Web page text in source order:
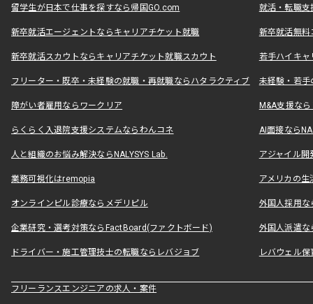
留学生が日本で仕事を探すなら帰国GO.com 就活・転職
新卒就活エージェントならキャリアチケット就職 新卒就活無料
新卒就活スカウトならキャリアチケット就職スカウト 若手ハイキ
フリーター・既卒・未経験の就職・再就職ならハタラクティブ 未経験・若手
障がい者雇用ならワークリア M&A支援な
らくらく入退院支援システムならわんコネ AI面接なら
人と組織のお悩み解決ならNALYSYS Lab. アジャイル
業務可視化はremopia アメリカの
オンラインピル診療ならメデリピル 外国人採用
企業研究・選考対策ならFactBoard(ファクトボード) 外国人派遣な
ドライバー・施工管理技士の転職ならレバジョブ レバウェル
フリーランスエンジニアの求人・案件